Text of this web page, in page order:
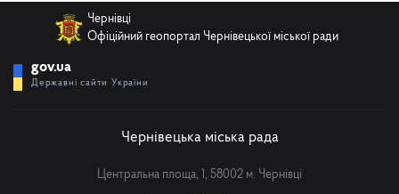
Чернівці
Офіційний геопортал Чернівецької міської ради
gov.ua
Державні сайти України
Чернівецька міська рада
Центральна площа, 1, 58002 м. Чернівці